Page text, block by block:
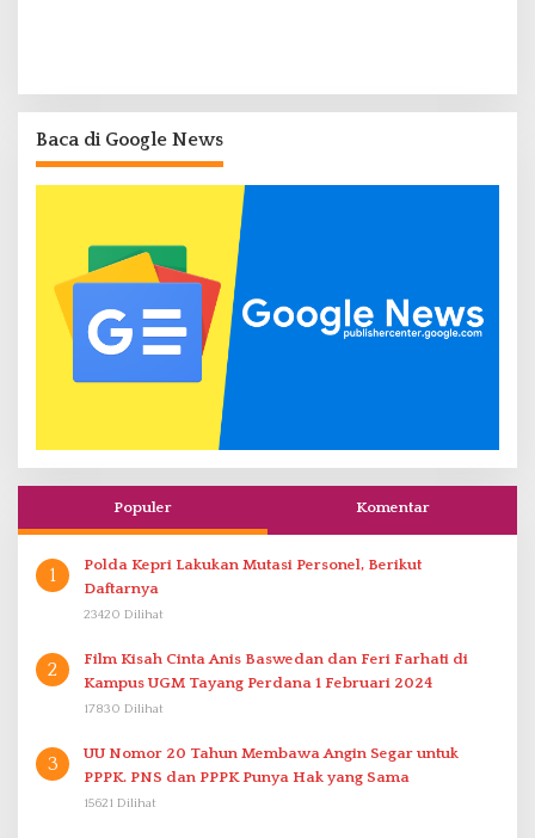
Baca di Google News
Populer Komentar
1
Polda Kepri Lakukan Mutasi Personel, Berikut
Daftarnya
23420 Dilihat
2
Film Kisah Cinta Anis Baswedan dan Feri Farhati di
Kampus UGM Tayang Perdana 1 Februari 2024
17830 Dilihat
3
UU Nomor 20 Tahun Membawa Angin Segar untuk
PPPK. PNS dan PPPK Punya Hak yang Sama
15621 Dilihat